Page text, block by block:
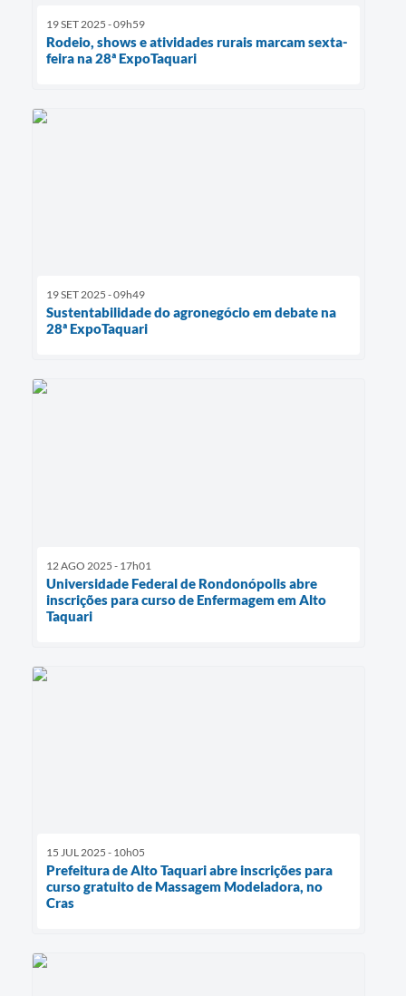
19 SET 2025 - 09h59
Rodeio, shows e atividades rurais marcam sexta-
feira na 28ª ExpoTaquari
19 SET 2025 - 09h49
Sustentabilidade do agronegócio em debate na
28ª ExpoTaquari
12 AGO 2025 - 17h01
Universidade Federal de Rondonópolis abre
inscrições para curso de Enfermagem em Alto
Taquari
15 JUL 2025 - 10h05
Prefeitura de Alto Taquari abre inscrições para
curso gratuito de Massagem Modeladora, no
Cras